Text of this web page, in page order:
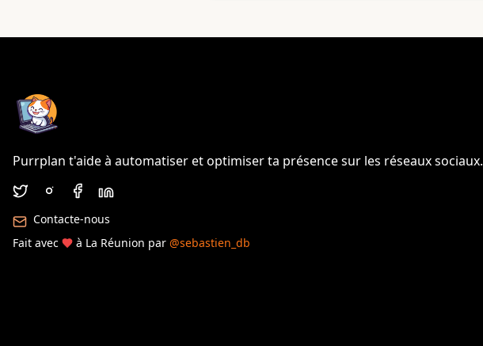
Purrplan t'aide à automatiser et optimiser ta présence sur les réseaux sociaux.
Contacte-nous
Fait avec
à La Réunion par @sebastien_db